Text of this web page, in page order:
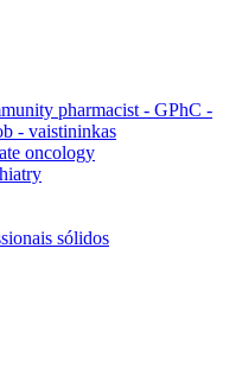
pharmacist - GPhC -
- vaistininkas
oncology
sólidos